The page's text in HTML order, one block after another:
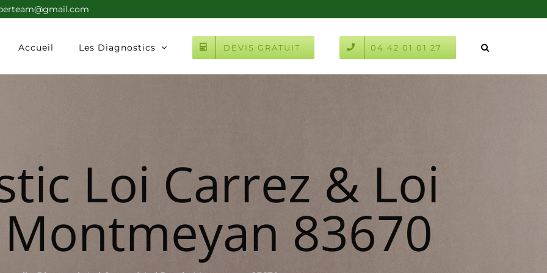
Accueil Les Diagnostics DEVIS GRATUIT 04 42 01 01 27
Loi Carrez & Loi
83670